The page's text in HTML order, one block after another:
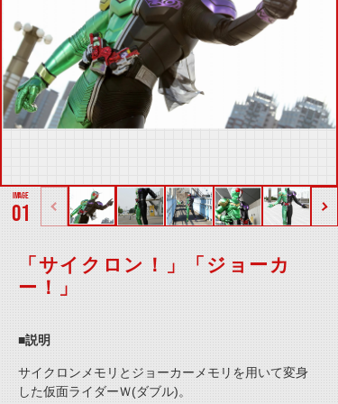
01
「サイクロン！」「ジョーカ
ー！」
■説明
サイクロンメモリとジョーカーメモリを用いて変身
した仮面ライダーＷ(ダブル)。